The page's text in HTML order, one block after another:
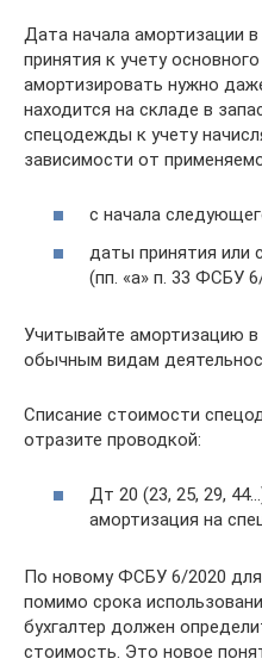
Дата начала амортизации
принятия к учету
амортизировать нужно
находится на складе в
спецодежды к учету
зависимости от
с начала
даты принятия или
(пп. «а» п. 33 ФСБУ
Учитывайте амортизацию в
обычным видам
Списание стоимости
отразите проводкой:
Дт 20 (23, 25, 29,
амортизация на
По новому ФСБУ 6/2020 для
помимо срока
бухгалтер должен
стоимость. Это новое